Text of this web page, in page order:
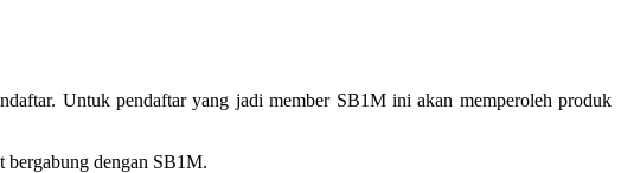
Untuk pendaftar yang jadi member SB1M ini akan memperoleh produk
bergabung dengan SB1M.